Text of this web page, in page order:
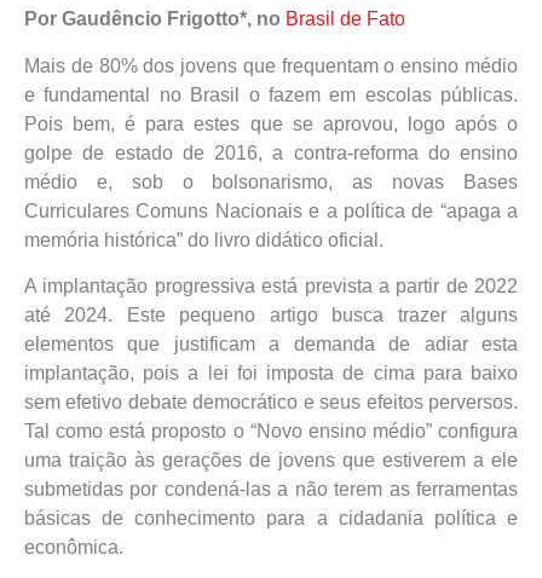
Por Gaudêncio Frigotto*, no Brasil de Fato
Mais de 80% dos jovens que frequentam o ensino médio
e fundamental no Brasil o fazem em escolas públicas.
Pois bem, é para estes que se aprovou, logo após o
golpe de estado de 2016, a contra-reforma do ensino
médio e, sob o bolsonarismo, as novas Bases
Curriculares Comuns Nacionais e a política de “apaga a
memória histórica” do livro didático oficial.
A implantação progressiva está prevista a partir de 2022
até 2024. Este pequeno artigo busca trazer alguns
elementos que justificam a demanda de adiar esta
implantação, pois a lei foi imposta de cima para baixo
sem efetivo debate democrático e seus efeitos perversos.
Tal como está proposto o “Novo ensino médio” configura
uma traição às gerações de jovens que estiverem a ele
submetidas por condená-las a não terem as ferramentas
básicas de conhecimento para a cidadania política e
econômica.